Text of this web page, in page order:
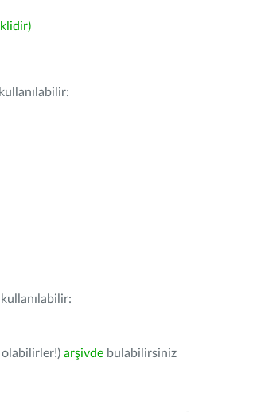
arşivde bulabilirsiniz